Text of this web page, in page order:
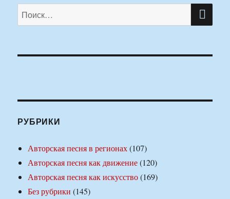
Искать:
РУБРИКИ
Авторская песня в регионах(107)
Авторская песня как движение(120)
Авторская песня как искусство(169)
Без рубрики (145)